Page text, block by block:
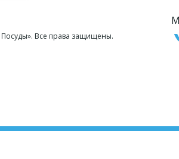
Все права защищены.